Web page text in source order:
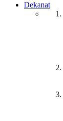
Dekanat